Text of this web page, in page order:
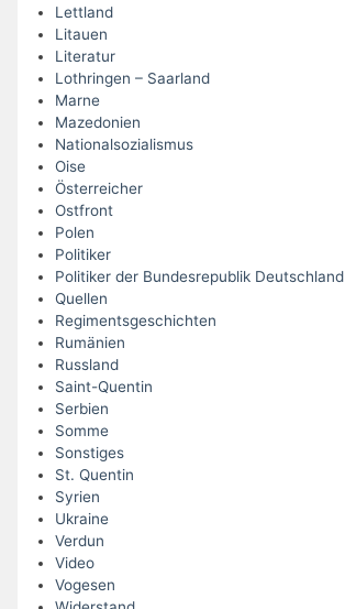
Lettland
Litauen
Literatur
Lothringen – Saarland
Marne
Mazedonien
Nationalsozialismus
Oise
Österreicher
Ostfront
Polen
Politiker
Politiker der Bundesrepublik Deutschland
Quellen
Regimentsgeschichten
Rumänien
Russland
Saint-Quentin
Serbien
Somme
Sonstiges
St. Quentin
Syrien
Ukraine
Verdun
Video
Vogesen